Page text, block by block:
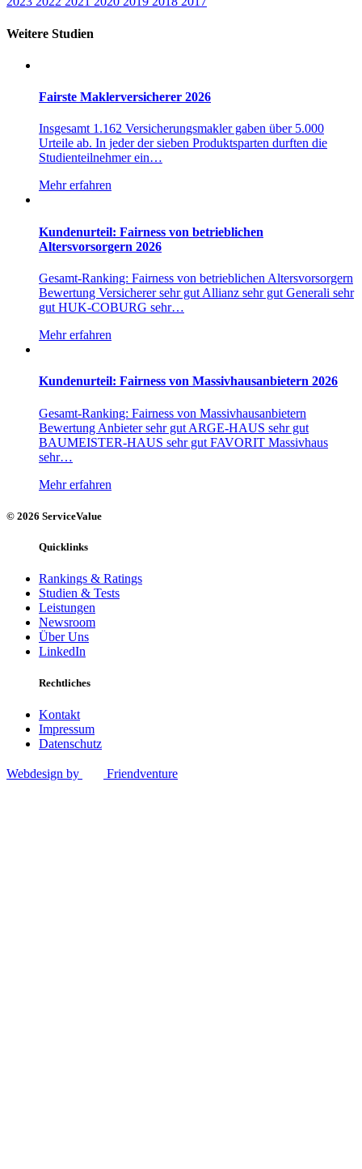
Weitere Studien
Fairste Maklerversicherer 2026
Insgesamt 1.162 Versicherungsmakler gaben über 5.000
Urteile ab. In jeder der sieben Produktsparten durften die
Studienteilnehmer ein…
Mehr erfahren
Kundenurteil: Fairness von betrieblichen
Altersvorsorgern 2026
Gesamt-Ranking: Fairness von betrieblichen Altersvorsorgern
Bewertung Versicherer sehr gut Allianz sehr gut Generali sehr
gut HUK-COBURG sehr…
Mehr erfahren
Kundenurteil: Fairness von Massivhausanbietern 2026
Gesamt-Ranking: Fairness von Massivhausanbietern
Bewertung Anbieter sehr gut ARGE-HAUS sehr gut
BAUMEISTER-HAUS sehr gut FAVORIT Massivhaus
sehr…
Mehr erfahren
© 2026 ServiceValue
Quicklinks
Rankings & Ratings
Studien & Tests
Leistungen
Newsroom
Über Uns
LinkedIn
Rechtliches
Kontakt
Impressum
Datenschutz
Webdesign by Friendventure